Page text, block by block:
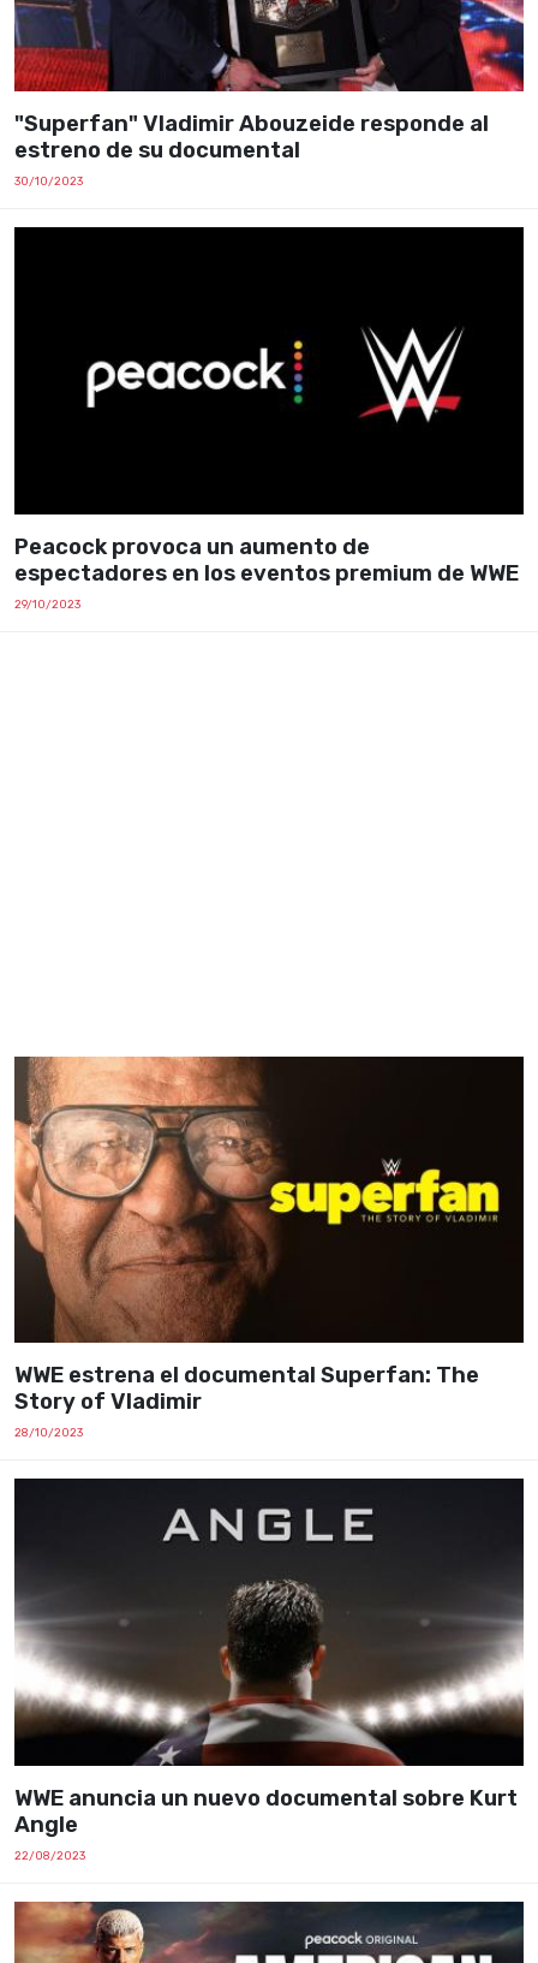
"Superfan" Vladimir Abouzeide responde al
estreno de su documental
30/10/2023
Peacock provoca un aumento de
espectadores en los eventos premium de WWE
29/10/2023
WWE estrena el documental Superfan: The
Story of Vladimir
28/10/2023
WWE anuncia un nuevo documental sobre Kurt
Angle
22/08/2023